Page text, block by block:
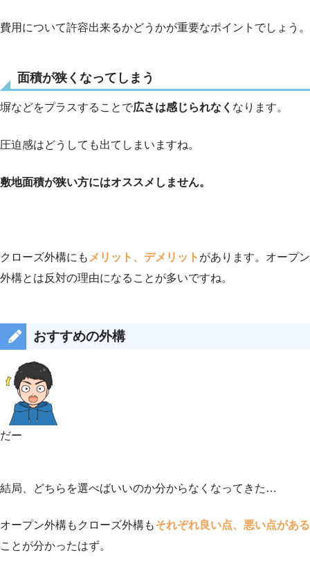
費用について許容出来るかどうかが重要なポイントでしょう。
面積が狭くなってしまう
塀などをプラスすることで広さは感じられなく なります。
圧迫感はどうしても出てしまいますね。
敷地面積が狭い方にはオススメしません。
クローズ外構にも メリット、デメリット があります。オープン
外構とは反対の理由になることが多いですね。
おすすめの外構
だー
結局、どちらを選べばいいのか分からなくなってきた…
オープン外構もクローズ外構もそれぞれ良い点、悪い点がある
ことが分かったはず。